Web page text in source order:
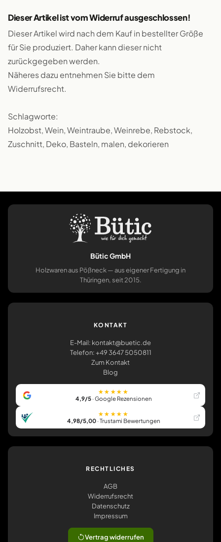
Dieser Artikel ist vom Widerruf ausgeschlossen!
Dieser Artikel wird nach dem Kauf in bestellter Größe
für Sie produziert. Daher kann dieser nicht
zurückgegeben werden.
Näheres dazu entnehmen Sie bitte dem
Widerrufsrecht.
Schlagworte:
Holzobst, Wein, Weintraube, Weinrebe, Rebstock,
Zuschnitt, Deko, Basteln, malen, dekorieren
Bütic GmbH
Holzwaren aus Pößneck — aus eigener Fertigung in
Thüringen, seit 2015.
KONTAKT
E-Mail: kontakt@buetic.de
Telefon: +49 3647 5050811
Zum Kontakt
Blog
★★★★★
4,9/5· Google Rezensionen
★★★★★
4,98/5,00· Trustami Bewertungen
RECHTLICHES
AGB
Widerrufsrecht
Datenschutz
Impressum
Vertrag widerrufen